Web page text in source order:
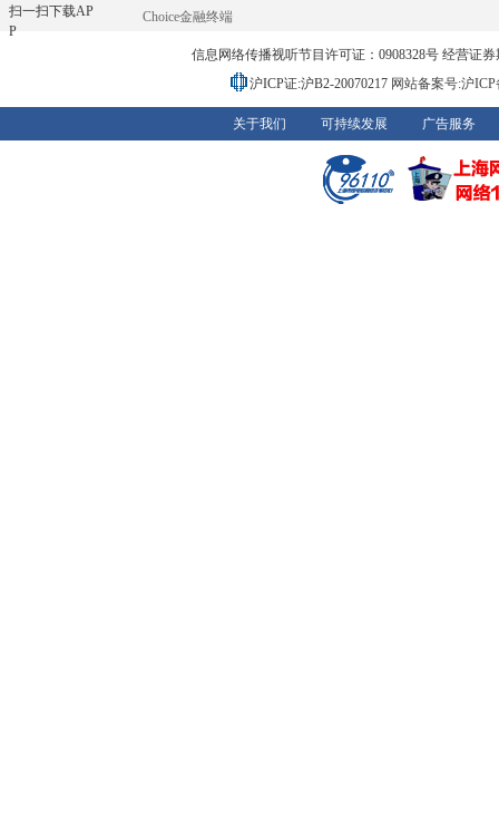
扫一扫下载AP
P
Choice金融终端
信息网络传播视听节目许可证：0908328号 经营证
沪ICP证:沪B2-20070217 网站备案号:沪
关于我们 可持续发展 广告服务